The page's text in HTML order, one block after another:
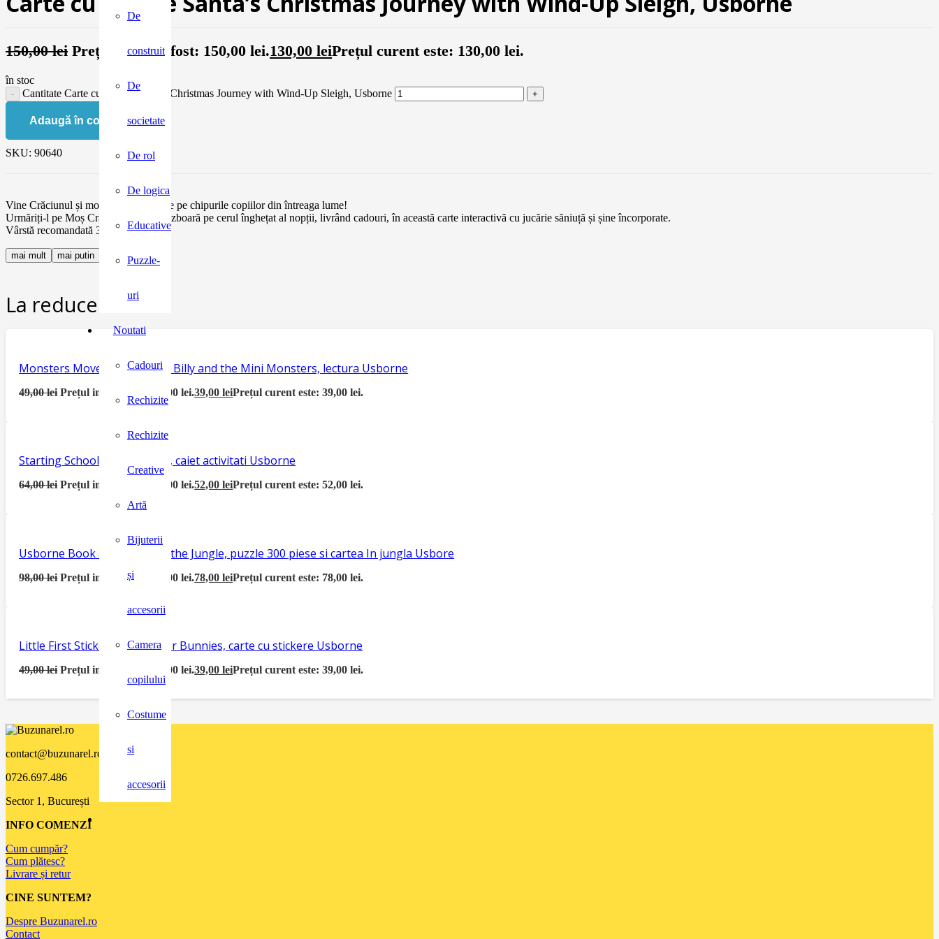
De
construit
De
societate
De rol
De logica
Educative
Puzzle-
uri
Noutati
Cadouri
Rechizite
Rechizite
Creative
Artă
Bijuterii
și
accesorii
Camera
copilului
Costume
si
accesorii
150,00lei Prețul inițial a fost: 150,00 lei.130,00 leiPrețul curent este: 130,00 lei.
în stoc
Cantitate Carte cu jucărie Santa's Christmas Journey with Wind-Up Sleigh, Usborne
Adaugă în coș
SKU: 90640
Vine Crăciunul și moșul aduce fericire pe chipurile copiilor din întreaga lume!
Urmăriți-l pe Moș Crăciun în timp ce zboară pe cerul înghețat al nopții, livrând cadouri, în această carte interactivă cu jucărie săniuță și șine încorporate.
Vârstă recomandată 3 ani+
mai mult mai putin
La reducere:
Monsters Move House, seria Billy and the Mini Monsters, lectura Usborne
49,00lei Prețul inițial a fost: 49,00 lei.39,00leiPrețul curent este: 39,00 lei.
Starting School Activity Book, caiet activitati Usborne
64,00lei Prețul inițial a fost: 64,00 lei.52,00leiPrețul curent este: 52,00 lei.
Usborne Book and Jigsaw In the Jungle, puzzle 300 piese si cartea In jungla Usbore
98,00lei Prețul inițial a fost: 98,00 lei.78,00leiPrețul curent este: 78,00 lei.
Little First Sticker Book Easter Bunnies, carte cu stickere Usborne
49,00lei Prețul inițial a fost: 49,00 lei.39,00leiPrețul curent este: 39,00 lei.
contact@buzunarel.ro
0726.697.486
Sector 1, București
INFO COMENZI
Cum cumpăr?
Cum plătesc?
Livrare și retur
CINE SUNTEM?
Despre Buzunarel.ro
Contact